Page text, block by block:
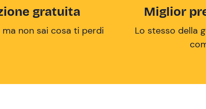
gratuita
non sai cosa ti perdi
Miglior
Lo stesso della